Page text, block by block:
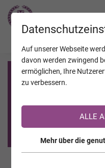
Sie sind noch nicht
>> zur
Auf unserer Webseite
davon werden zwingend
ermöglichen, Ihre
zu verbessern.
ALLE
Mehr über die
JAHRESTAGE